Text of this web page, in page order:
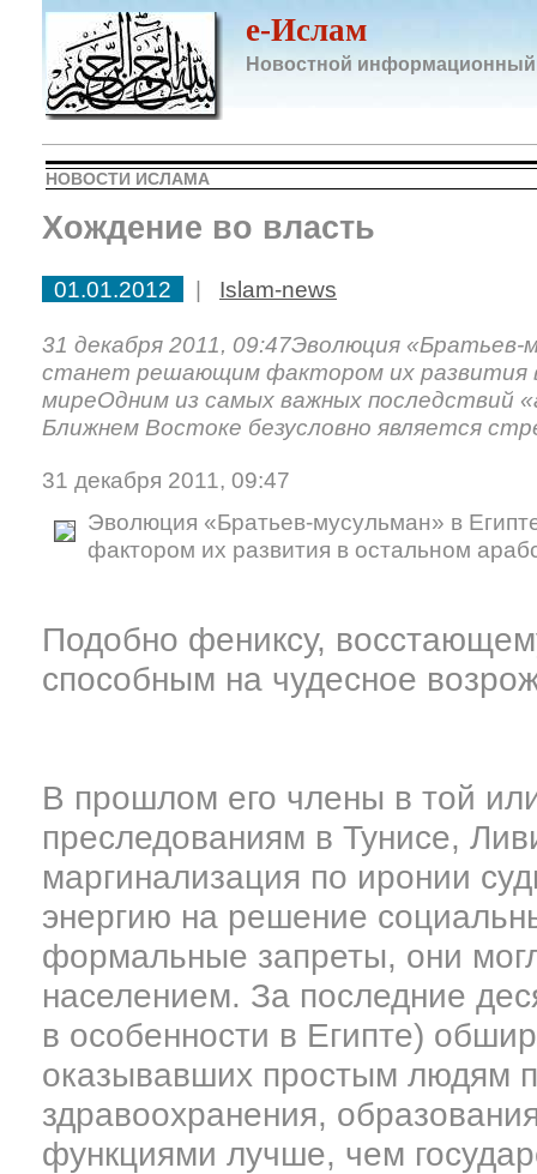
e-Ислам
Новостной информационный
НОВОСТИ ИСЛАМА
Хождение во власть
01.01.2012 | Islam-news
31 декабря 2011, 09:47Эволюция «Братьев-
станет решающим фактором их развития
миреОдним из самых важных последствий
Ближнем Востоке безусловно является
31 декабря 2011, 09:47
Эволюция «Братьев-мусульман» в
фактором их развития в остальном
Подобно фениксу,
способным на чудесное
В прошлом его члены в той
преследованиям в Тунисе,
маргинализация по иронии
энергию на решение
формальные запреты, они
населением. За последние
в особенности в Египте)
оказывавших простым людям
здравоохранения,
функциями лучше, чем